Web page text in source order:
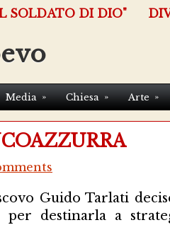
SOLDATO DI DIO"
Media » Chiesa » Arte »
Guido Tarlati
destinarla a